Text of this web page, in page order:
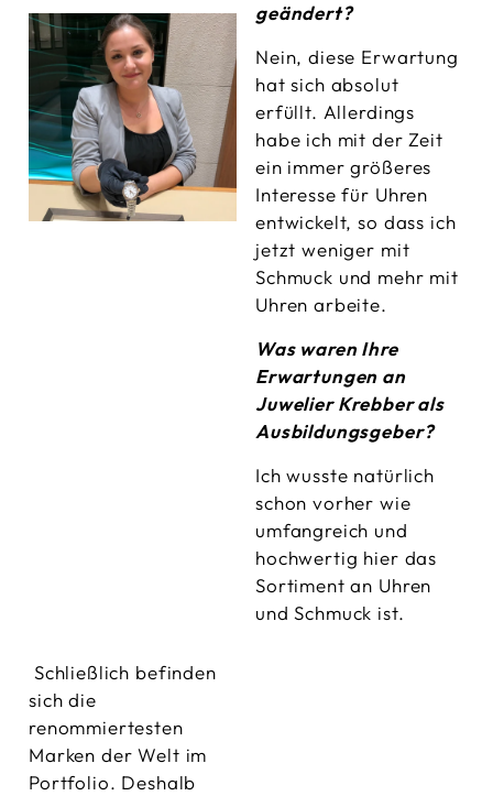
geändert?
Nein, diese Erwartung
hat sich absolut
erfüllt. Allerdings
habe ich mit der Zeit
ein immer größeres
Interesse für Uhren
entwickelt, so dass ich
jetzt weniger mit
Schmuck und mehr mit
Uhren arbeite.
Was waren Ihre
Erwartungen an
Juwelier Krebber als
Ausbildungsgeber?
Ich wusste natürlich
schon vorher wie
umfangreich und
hochwertig hier das
Sortiment an Uhren
und Schmuck ist.
Schließlich befinden
sich die
renommiertesten
Marken der Welt im
Portfolio. Deshalb